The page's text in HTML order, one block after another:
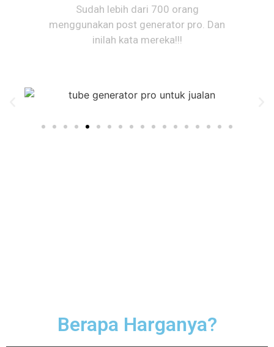
Sudah lebih dari 700 orang
menggunakan post generator pro. Dan
inilah kata mereka!!!
Berapa Harganya?